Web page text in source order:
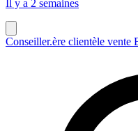
Il y a 2 semaines
Conseiller.ère clientèle vente